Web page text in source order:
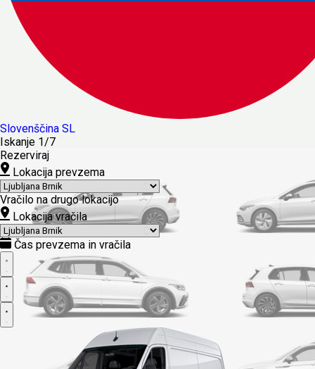
Slovenščina SL
Iskanje 1/7
Rezerviraj
Lokacija prevzema
Vračilo na drugo lokacijo
Lokacija vračila
Čas prevzema in vračila